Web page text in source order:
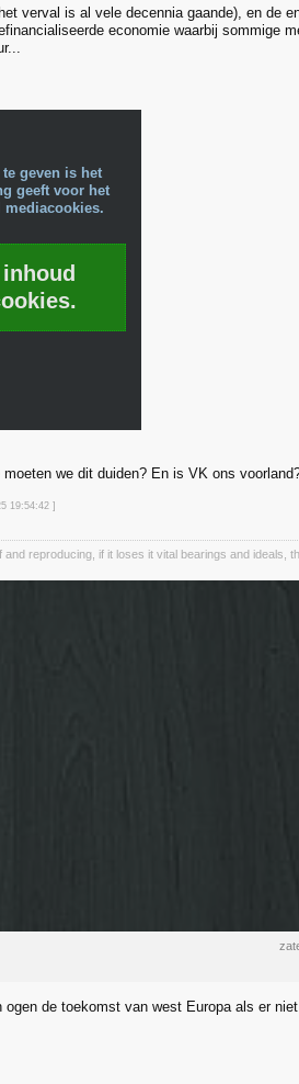
verval is al vele decennia gaande), en de
economie waarbij sommige
geven is het
geeft voor het
we dit duiden? En is VK ons
19:54:42 ]
reproducing, if it loses it vital bearings and ideals,
de toekomst van west Europa als er